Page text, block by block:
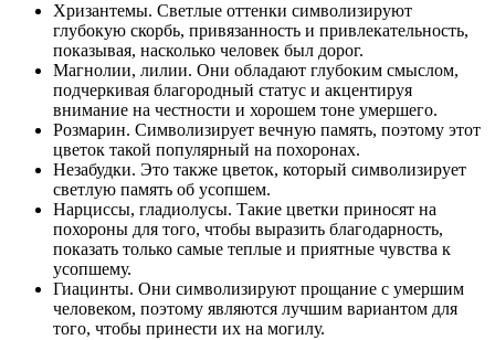
Хризантемы. Светлые оттенки символизируют
глубокую скорбь, привязанность и привлекательность,
показывая, насколько человек был дорог.
Магнолии, лилии. Они обладают глубоким смыслом,
подчеркивая благородный статус и акцентируя
внимание на честности и хорошем тоне умершего.
Розмарин. Символизирует вечную память, поэтому этот
цветок такой популярный на похоронах.
Незабудки. Это также цветок, который символизирует
светлую память об усопшем.
Нарциссы, гладиолусы. Такие цветки приносят на
похороны для того, чтобы выразить благодарность,
показать только самые теплые и приятные чувства к
усопшему.
Гиацинты. Они символизируют прощание с умершим
человеком, поэтому являются лучшим вариантом для
того, чтобы принести их на могилу.